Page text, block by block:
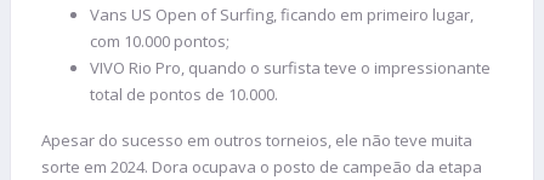
Vans US Open of Surfing, ficando em primeiro lugar,
com 10.000 pontos;
VIVO Rio Pro, quando o surfista teve o impressionante
total de pontos de 10.000.
Apesar do sucesso em outros torneios, ele não teve muita
sorte em 2024. Dora ocupava o posto de campeão da etapa